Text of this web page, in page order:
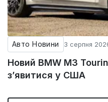
Авто Новини 3 серпня
Новий BMW M3
з’явитися у США